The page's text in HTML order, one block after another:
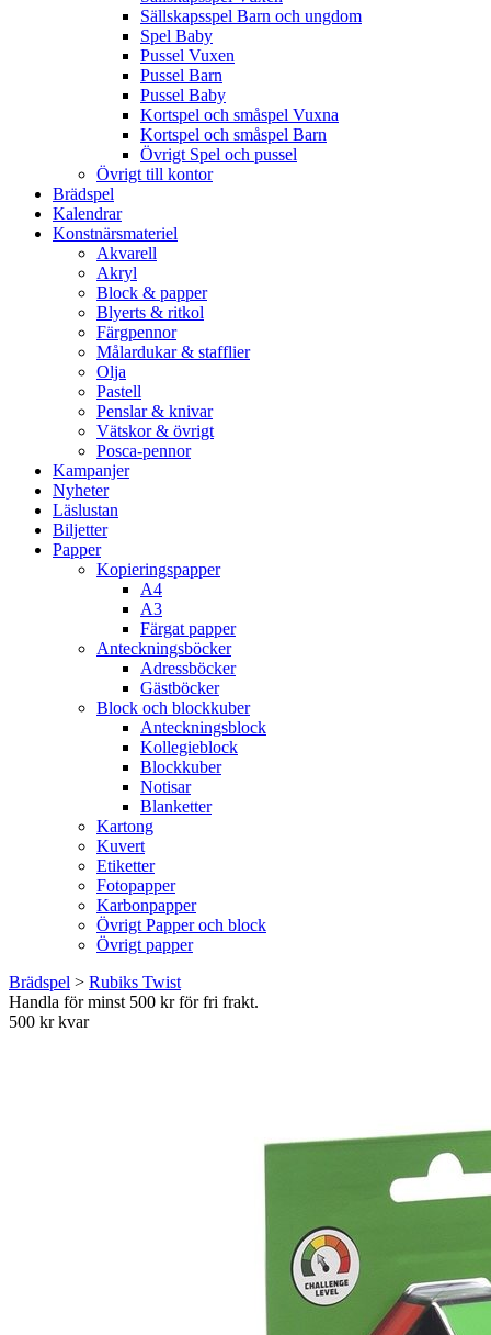
Sällskapsspel Barn och ungdom
Spel Baby
Pussel Vuxen
Pussel Barn
Pussel Baby
Kortspel och småspel Vuxna
Kortspel och småspel Barn
Övrigt Spel och pussel
Övrigt till kontor
Brädspel
Kalendrar
Konstnärsmateriel
Akvarell
Akryl
Block & papper
Blyerts & ritkol
Färgpennor
Målardukar & stafflier
Olja
Pastell
Penslar & knivar
Vätskor & övrigt
Posca-pennor
Kampanjer
Nyheter
Läslustan
Biljetter
Papper
Kopieringspapper
A4
A3
Färgat papper
Anteckningsböcker
Adressböcker
Gästböcker
Block och blockkuber
Anteckningsblock
Kollegieblock
Blockkuber
Notisar
Blanketter
Kartong
Kuvert
Etiketter
Fotopapper
Karbonpapper
Övrigt Papper och block
Övrigt papper
Brädspel > Rubiks Twist
Handla för minst 500 kr för fri frakt.
500 kr kvar